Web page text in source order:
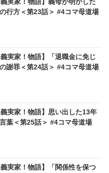
行方＜第23話＞ #4コマ母道場
義実家！物語】「退職金に免じ
謝罪＜第24話＞ #4コマ母道場
義実家！物語】思い出した13年
葉＜第25話＞ #4コマ母道場
義実家！物語】「関係性を保つ